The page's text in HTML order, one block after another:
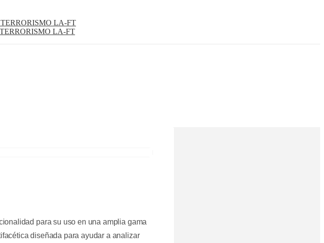
LA-FT
LA-FT
para su uso en una amplia gama
diseñada para ayudar a analizar